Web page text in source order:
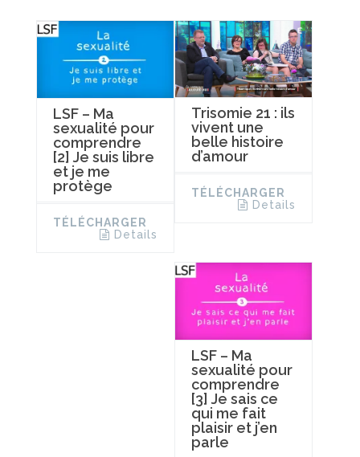
LSF – Ma
sexualité pour
comprendre
[2] Je suis libre
et je me
protège
TÉLÉCHARGER
Details
Trisomie 21 : ils
vivent une
belle histoire
d’amour
TÉLÉCHARGER
Details
LSF – Ma
sexualité pour
comprendre
[3] Je sais ce
qui me fait
plaisir et j’en
parle